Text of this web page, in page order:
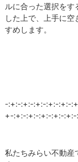
ルに合った選択を
した上で、上手に
すめします。
-:+:-:+:-:+:-:+:-:+:-
+-:+:-:+:-:+:-:+:-
私たちみらい不動産